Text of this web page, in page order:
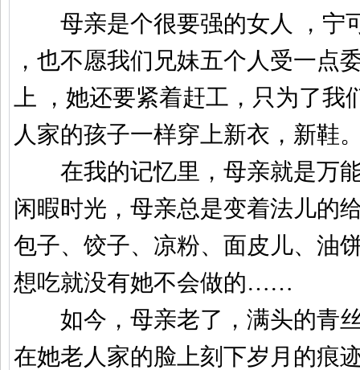
母亲是个很要强的女人 ，宁
，也不愿我们兄妹五个人受一点
上 ，她还要紧着赶工，只为了
人家的孩子一样穿上新衣，新鞋
在我的记忆里，母亲就是万能
闲暇时光，母亲总是变着法儿的
包子、饺子、凉粉、面皮儿、油
想吃就没有她不会做的……
如今，母亲老了，满头的青
在她老人家的脸上刻下岁月的痕